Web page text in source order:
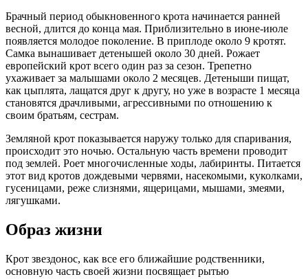
Брачный период обыкновенного крота начинается ранней
весной, длится до конца мая. Приблизительно в июне-июле
появляется молодое поколение. В приплоде около 9 кротят.
Самка вынашивает детенышей около 30 дней. Рожает
европейский крот всего один раз за сезон. Трепетно
ухаживает за малышами около 2 месяцев. Детеныши пищат,
как цыплята, лащатся друг к другу, но уже в возрасте 1 месяца
становятся драчливыми, агрессивными по отношению к
своим братьям, сестрам.
Земляной крот показывается наружу только для спаривания,
происходит это ночью. Остальную часть времени проводит
под землей. Роет многочисленные ходы, лабиринты. Питается
этот вид кротов дождевыми червями, насекомыми, куколками,
гусеницами, реже слизнями, ящерицами, мышами, змеями,
лягушками.
Образ жизни
Крот звездонос, как все его ближайшие родственники,
основную часть своей жизни посвящает рытью